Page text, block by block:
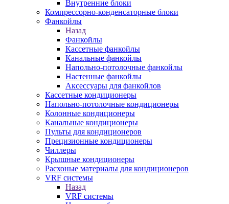
Внутренние блоки
Компрессорно-конденсаторные блоки
Фанкойлы
Назад
Фанкойлы
Кассетные фанкойлы
Канальные фанкойлы
Напольно-потолочные фанкойлы
Настенные фанкойлы
Аксессуары для фанкойлов
Кассетные кондиционеры
Напольно-потолочные кондиционеры
Колонные кондиционеры
Канальные кондиционеры
Пульты для кондиционеров
Прецизионные кондиционеры
Чиллеры
Крышные кондиционеры
Расхоные материалы для кондиционеров
VRF системы
Назад
VRF системы